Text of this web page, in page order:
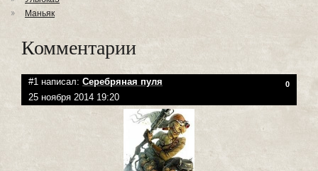
Маньяк
Комментарии
#1 написал: Серебряная пуля 0
25 ноября 2014 19:20